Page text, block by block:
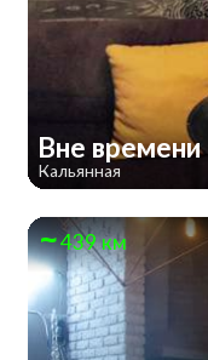
Вне времени
Кальянная
439 км